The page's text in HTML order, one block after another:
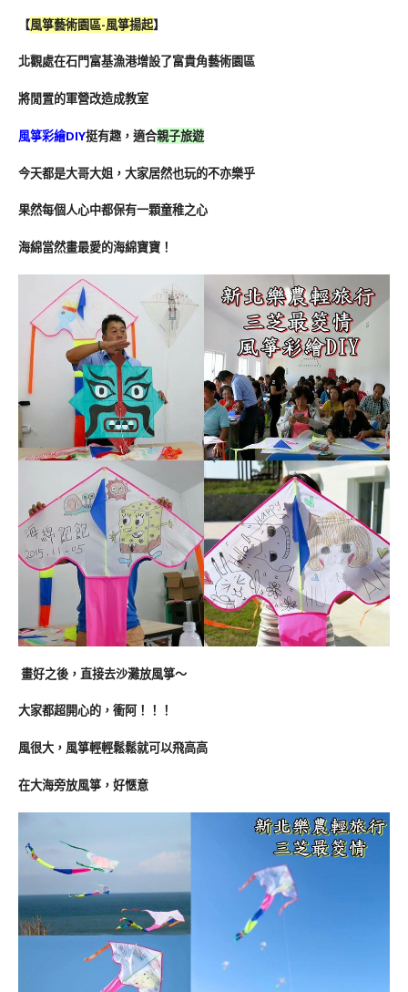
【風箏藝術園區-風箏揚起】
北觀處在石門富基漁港增設了富貴角藝術園區
將閒置的軍營改造成教室
風箏彩繪DIY挺有趣，適合親子旅遊
今天都是大哥大姐，大家居然也玩的不亦樂乎
果然每個人心中都保有一顆童稚之心
海綿當然畫最愛的海綿寶寶！
畫好之後，直接去沙灘放風箏～
大家都超開心的，衝阿！！！
風很大，風箏輕輕鬆鬆就可以飛高高
在大海旁放風箏，好愜意